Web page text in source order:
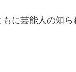
に芸能人の知